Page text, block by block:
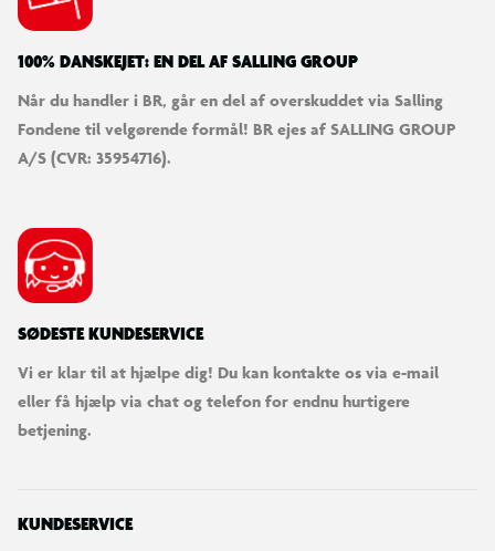
100% DANSKEJET: EN DEL AF SALLING GROUP
Når du handler i BR, går en del af overskuddet via Salling
Fondene til velgørende formål! BR ejes af SALLING GROUP
A/S (CVR: 35954716).
SØDESTE KUNDESERVICE
Vi er klar til at hjælpe dig! Du kan kontakte os via e-mail
eller få hjælp via chat og telefon for endnu hurtigere
betjening.
KUNDESERVICE